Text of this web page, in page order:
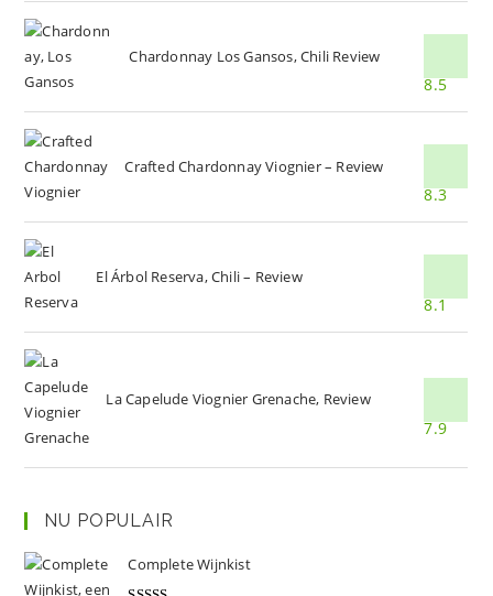
Chardonnay Los Gansos, Chili Review
8.5
Crafted Chardonnay Viognier – Review
8.3
El Árbol Reserva, Chili – Review
8.1
La Capelude Viognier Grenache, Review
7.9
NU POPULAIR
Complete Wijnkist